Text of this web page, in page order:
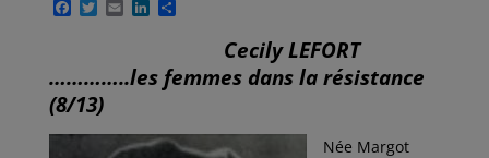
F
b
o
o
k
T
t
e
r
E
l
L
e
n
P
a
r
Cecily LEFORT
…………..les femmes dans la résistance
(8/13)
Née Margot